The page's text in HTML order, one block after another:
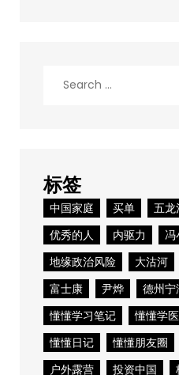
标签
中国家庭 买单 五龙
优秀的人
内驱力 冯
地缘政治风险
大沽河
富士康
尹烨 德州宁
懂懂学习笔记
懂懂学
懂懂日记
懂懂朋友圈
户外露营
投资中国